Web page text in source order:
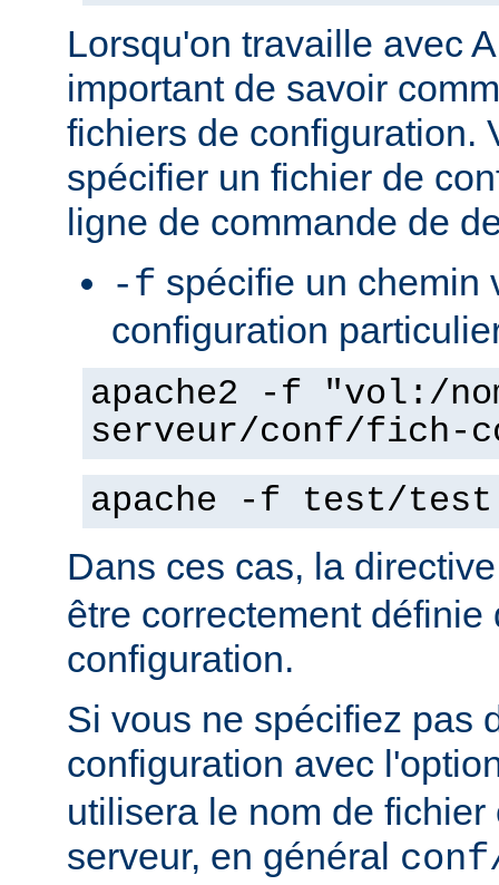
Lorsqu'on travaille avec
important de savoir
fichiers de configuration.
spécifier un fichier de
ligne de commande de
-f spécifie un chemin
configuration
apache2 -f "vol:/
serveur/conf/fich-
apache -f test/
Dans ces cas, la
être correctement
configuration.
Si vous ne spécifiez pas
configuration avec
utilisera le nom de
serveur, en général